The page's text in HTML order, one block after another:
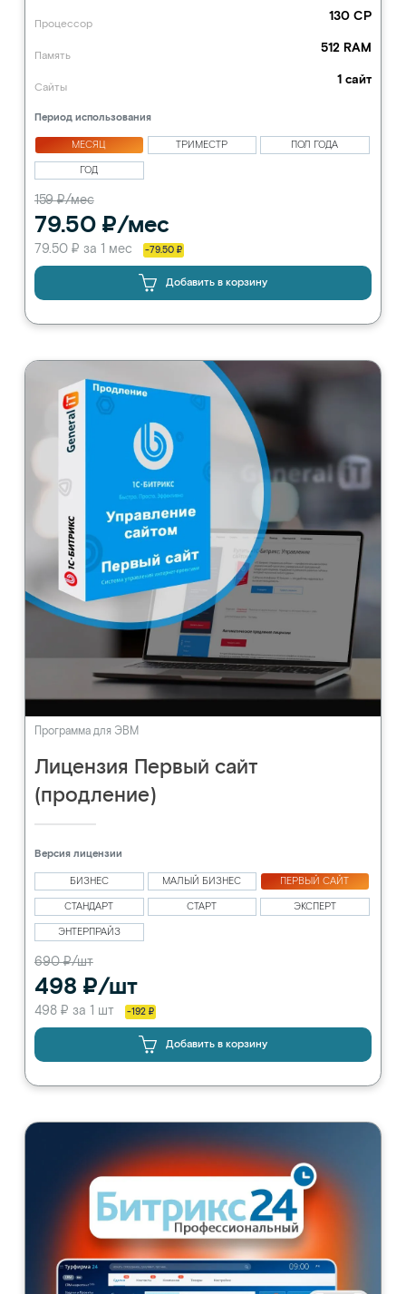
Процессор 130 CP
Память 512 RAM
Сайты 1 сайт
Период использования
МЕСЯЦ ТРИМЕСТР
ПОЛ ГОДА
ГОД
159 ₽/мес
79.50 ₽/мес
79.50 ₽ за 1 мес -79.50 ₽
Добавить в корзину
Программа для ЭВМ
Лицензия Первый сайт
(продление)
Версия лицензии
БИЗНЕС МАЛЫЙ БИЗНЕС
ПЕРВЫЙ САЙТ
СТАНДАРТ
СТАРТ
ЭКСПЕРТ
ЭНТЕРПРАЙЗ
690 ₽/шт
498 ₽/шт
498 ₽ за 1 шт -192 ₽
Добавить в корзину